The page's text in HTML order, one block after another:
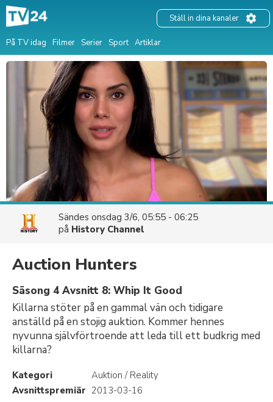
På TV idag Filmer Serier Sport Artiklar
Ställ in dina kanaler
Sändes onsdag 3/6, 05:55 - 06:25
på History Channel
Auction Hunters
Säsong 4 Avsnitt 8: Whip It Good
Killarna stöter på en gammal vän och tidigare
anställd på en stojig auktion. Kommer hennes
nyvunna självförtroende att leda till ett budkrig med
killarna?
Kategori
Auktion / Reality
Avsnittspremiär 2013-03-16